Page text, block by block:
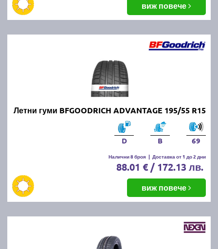
виж повече
Летни гуми BFGOODRICH ADVANTAGE 195/55 R15
D B 69
Налични 8 броя | Доставка от 1 до 2 дни
88.01 € / 172.13 лв.
виж повече